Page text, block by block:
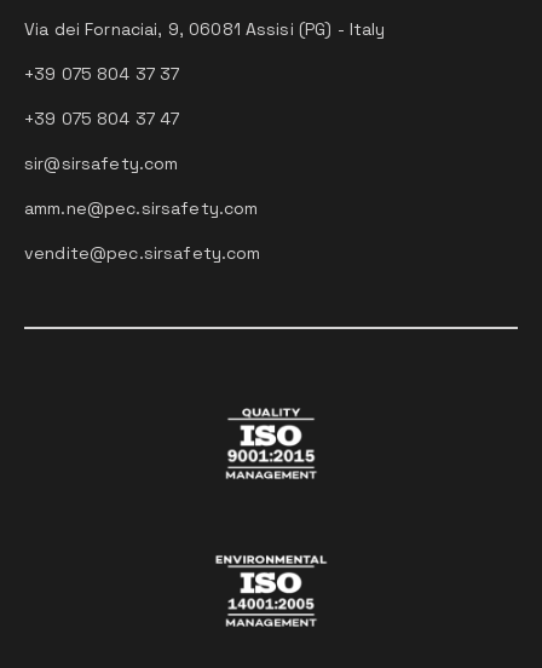
Via dei Fornaciai, 9, 06081 Assisi (PG) - Italy
+39 075 804 37 37
+39 075 804 37 47
sir@sirsafety.com
amm.ne@pec.sirsafety.com
vendite@pec.sirsafety.com